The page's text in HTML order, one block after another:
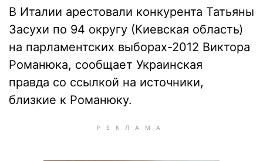
В Италии арестовали конкурента Татьяны
Засухи по 94 округу (Киевская область)
на парламентских выборах-2012 Виктора
Романюка, сообщает Украинская
правда со ссылкой на источники,
близкие к Романюку.